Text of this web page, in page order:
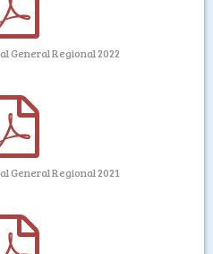
General Regional 2022
General Regional 2021